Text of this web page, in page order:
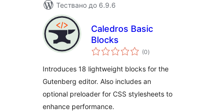
Тествано до 6.9.6
Caledros Basic
Blocks
(0общо
оценки
)
Introduces 18 lightweight blocks for the
Gutenberg editor. Also includes an
optional preloader for CSS stylesheets to
enhance performance.